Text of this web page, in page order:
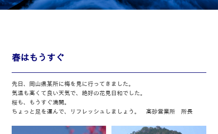
春はもうすぐ
先日、岡山県某所に梅を見に行ってきました。
気温も高くて良い天気で、絶好の花見日和でした。
桜も、もうすぐ満開。
ちょっと足を運んで、リフレッシュしましょう。 高砂営業所 所長